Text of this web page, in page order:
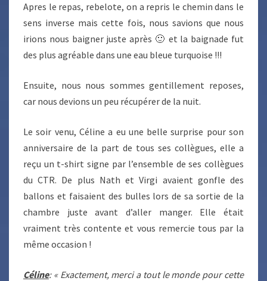
Apres le repas, rebelote, on a repris le chemin dans le
sens inverse mais cette fois, nous savions que nous
irions nous baigner juste après 🙂 et la baignade fut
des plus agréable dans une eau bleue turquoise !!!
Ensuite, nous nous sommes gentillement reposes,
car nous devions un peu récupérer de la nuit.
Le soir venu, Céline a eu une belle surprise pour son
anniversaire de la part de tous ses collègues, elle a
reçu un t-shirt signe par l’ensemble de ses collègues
du CTR. De plus Nath et Virgi avaient gonfle des
ballons et faisaient des bulles lors de sa sortie de la
chambre juste avant d’aller manger. Elle était
vraiment très contente et vous remercie tous par la
même occasion !
Céline: « Exactement, merci a tout le monde pour cette